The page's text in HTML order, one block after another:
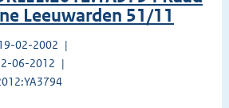
Leeuwarden 51/11
02-2002
06-2012